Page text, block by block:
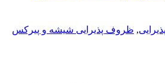
, ظروف پذیرایی شیشه و پیرکس